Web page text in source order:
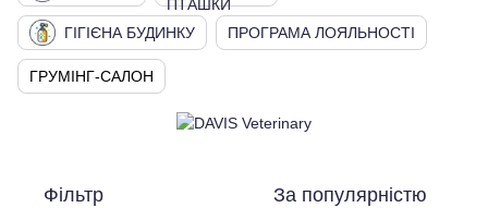
ГІГІЄНА БУДИНКУ ПРОГРАМА ЛОЯЛЬНОСТІ
ГРУМІНГ-САЛОН
Фільтр За популярністю